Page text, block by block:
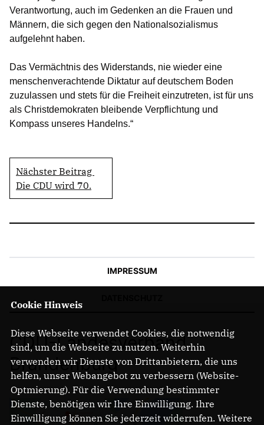
Verantwortung, auch im Gedenken an die Frauen und
Männern, die sich gegen den Nationalsozialismus
aufgelehnt haben.
Das Vermächtnis des Widerstands, nie wieder eine
menschenverachtende Diktatur auf deutschem Boden
zuzulassen und stets für die Freiheit einzutreten, ist für uns
als Christdemokraten bleibende Verpflichtung und
Kompass unseres Handelns.“
Nächster Beitrag
Die CDU wird 70.
IMPRESSUM
CDU-Landesverband
Brandenburg
Cookie Hinweis
Diese Webseite verwendet Cookies, die notwendig
sind, um die Webseite zu nutzen. Weiterhin
verwenden wir Dienste von Drittanbietern, die uns
helfen, unser Webangebot zu verbessern (Website-
Optmierung). Für die Verwendung bestimmter
Dienste, benötigen wir Ihre Einwilligung. Ihre
Einwilligung können Sie jederzeit widerrufen. Weitere